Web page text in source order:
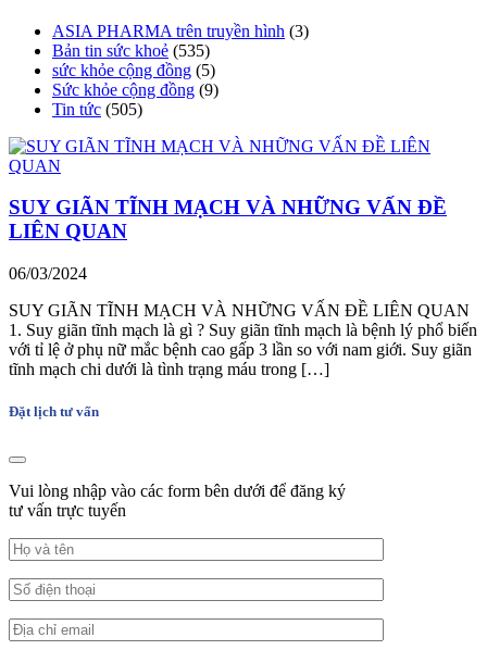
ASIA PHARMA trên truyền hình (3)
Bản tin sức khoẻ (535)
sức khỏe cộng đồng (5)
Sức khỏe cộng đồng (9)
Tin tức (505)
SUY GIÃN TĨNH MẠCH VÀ NHỮNG VẤN ĐỀ
LIÊN QUAN
06/03/2024
SUY GIÃN TĨNH MẠCH VÀ NHỮNG VẤN ĐỀ LIÊN QUAN
1. Suy giãn tĩnh mạch là gì ? Suy giãn tĩnh mạch là bệnh lý phổ biến
với tỉ lệ ở phụ nữ mắc bệnh cao gấp 3 lần so với nam giới. Suy giãn
tĩnh mạch chi dưới là tình trạng máu trong […]
Đặt lịch tư vấn
Vui lòng nhập vào các form bên dưới để đăng ký
tư vấn trực tuyến